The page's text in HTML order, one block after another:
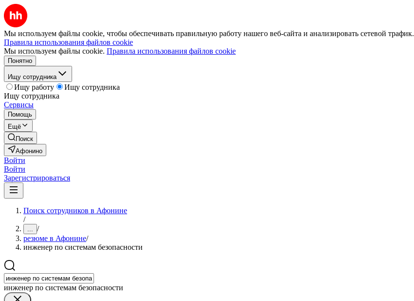
Мы используем файлы cookie, чтобы обеспечивать правильную работу нашего веб-сайта и анализировать сетевой трафик.
Правила использования файлов cookie
Мы используем файлы cookie. Правила использования файлов cookie
Понятно
Ищу сотрудника
Ищу работу
Ищу сотрудника
Ищу сотрудника
Сервисы
Помощь
Ещё
Поиск
Афонино
Войти
Войти
Зарегистрироваться
Поиск сотрудников в Афонине
/
... /
резюме в Афонине/
инженер по системам безопасности
инженер по системам безопасности